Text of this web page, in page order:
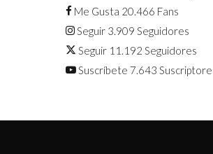
Me Gusta 20.466 Fans
Seguir 3.909 Seguidores
Seguir 11.192 Seguidores
Suscríbete 7.643